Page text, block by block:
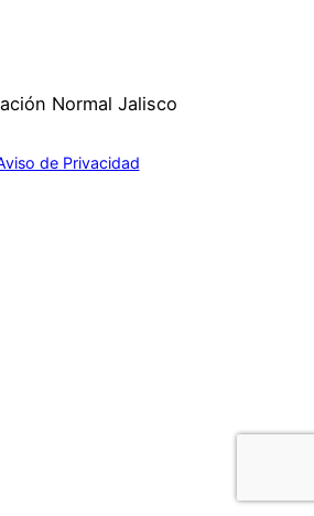
Normal Jalisco
de Privacidad